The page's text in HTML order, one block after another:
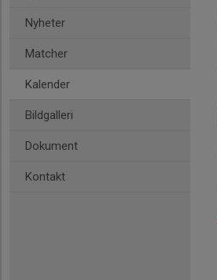
Nyheter
Matcher
Kalender
Bildgalleri
Dokument
Kontakt